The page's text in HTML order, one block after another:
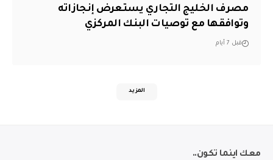
مصرف الخليج التجاري يستعرض إنجازاته
وتوافقها مع توصيات البنك المركزي
قبل 7 أيام
المزيد
معك اينما تكون..